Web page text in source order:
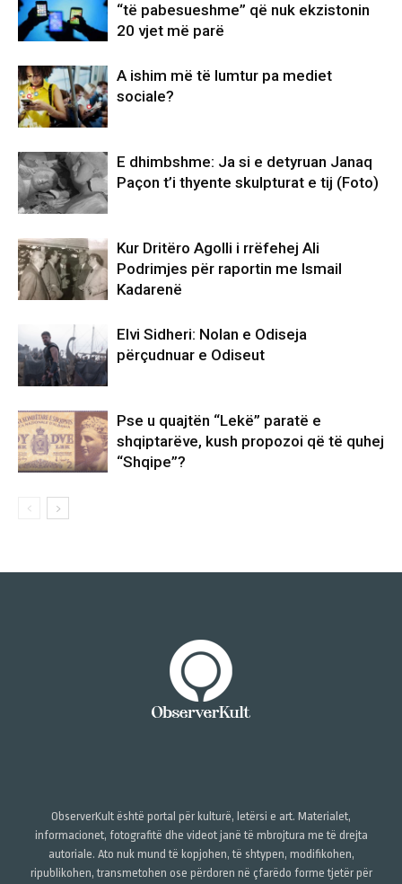
“të pabesueshme” që nuk ekzistonin
20 vjet më parë
A ishim më të lumtur pa mediet
sociale?
E dhimbshme: Ja si e detyruan Janaq
Paçon t’i thyente skulpturat e tij (Foto)
Kur Dritëro Agolli i rrëfehej Ali
Podrimjes për raportin me Ismail
Kadarenë
Elvi Sidheri: Nolan e Odiseja
përçudnuar e Odiseut
Pse u quajtën “Lekë” paratë e
shqiptarëve, kush propozoi që të quhej
“Shqipe”?
ObserverKult është portal për kulturë, letërsi e art. Materialet,
informacionet, fotografitë dhe videot janë të mbrojtura me të drejta
autoriale. Ato nuk mund të kopjohen, të shtypen, modifikohen,
ripublikohen, transmetohen ose përdoren në çfarëdo forme tjetër për